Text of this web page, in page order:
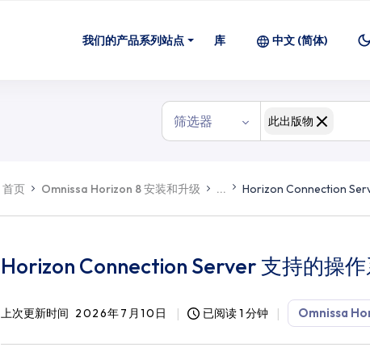
我们的产品系列站点 库 中文 (简体)
筛选器 此出版物
首页 Omnissa Horizon 8 安装和升级 ... Horizon Connection
Horizon Connection Server 支持的操
上次更新时间 2026年7月10日 已阅读 1 分钟 Omnissa